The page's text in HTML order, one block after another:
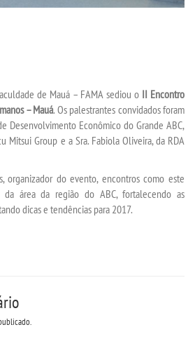
de Mauá – FAMA sediou o II Encontro
– Mauá. Os palestrantes convidados foram
Desenvolvimento Econômico do Grande ABC,
Mitsui Group e a Sra. Fabiola Oliveira, da RDA
organizador do evento, encontros como este
da área da região do ABC, fortalecendo as
dicas e tendências para 2017.